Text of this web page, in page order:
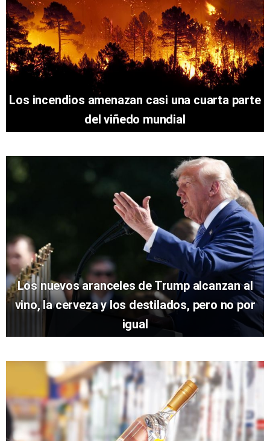
Los incendios amenazan casi una cuarta parte
del viñedo mundial
Los nuevos aranceles de Trump alcanzan al
vino, la cerveza y los destilados, pero no por
igual